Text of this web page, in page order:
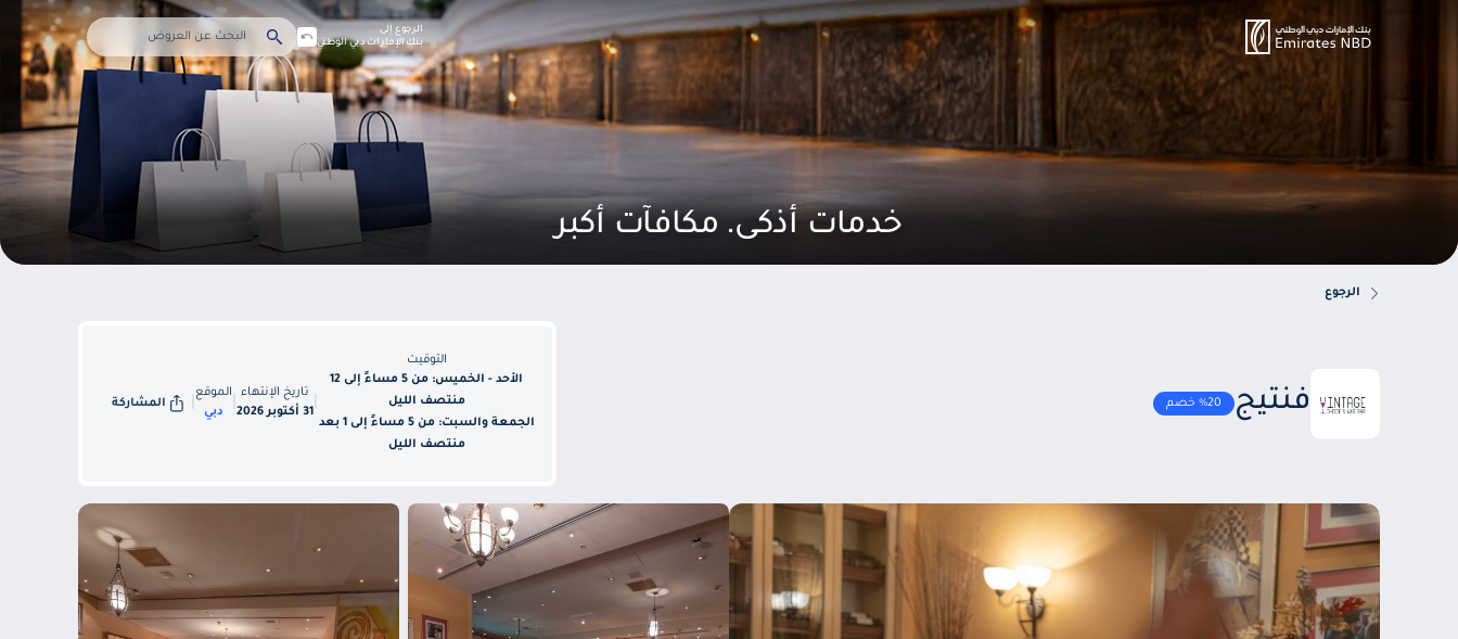
خدمات أذكى. مكافآت أكبر
الرجوع إلى
بنك الإمارات دبي الوطني
الرجوع
فنتيج %20 خصم
التوقيت
الأحد - الخميس: من 5 مساءً إلى 12
منتصف الليل
الجمعة والسبت: من 5 مساءً إلى 1 بعد
منتصف الليل
تاريخ الإنتهاء
31 أكتوبر 2026
الموقع
دبي
المشاركة